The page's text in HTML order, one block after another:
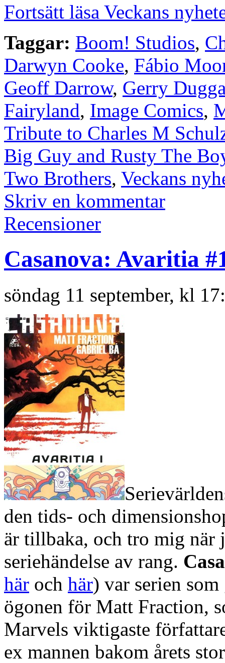
Fortsätt läsa Veckans
Taggar: Boom! Studios,
Darwyn Cooke, Fábio
Geoff Darrow, Gerry
Fairyland, Image Comics,
Tribute to Charles M
Big Guy and Rusty The
Two Brothers, Veckans
Skriv en kommentar
Recensioner
Casanova: Avaritia
söndag 11 september, kl
den tids- och
är tillbaka, och tro mig när
seriehändelse av rang.
här och här) var serien
ögonen för Matt Fraction,
Marvels viktigaste
ex mannen bakom årets